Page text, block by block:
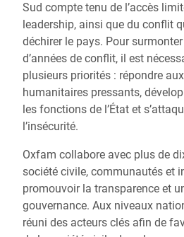
Sud compte tenu de l’accès
leadership, ainsi que du conflit
déchirer le pays. Pour
d’années de conflit, il est
plusieurs priorités : répondre
humanitaires pressants,
les fonctions de l’État et
l’insécurité.
Oxfam collabore avec plus de
société civile, communautés et
promouvoir la transparence et
gouvernance. Aux niveaux
réuni des acteurs clés afin de